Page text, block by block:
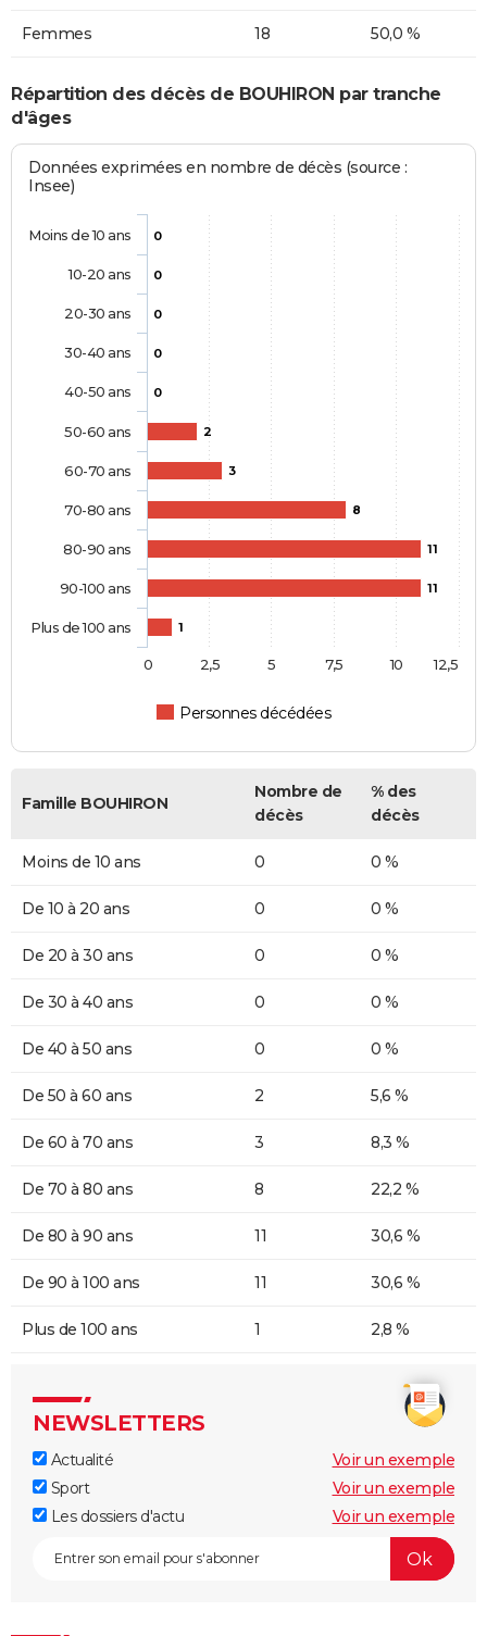
Femmes 18 50,0 %
Répartition des décès de BOUHIRON par tranche
d'âges
Données exprimées en nombre de décès (source :
Insee)
0
0
0
0
0
2
3
8
11
11
1
Personnes décédées
Moins de 10 ans
10-20 ans
20-30 ans
30-40 ans
40-50 ans
50-60 ans
60-70 ans
70-80 ans
80-90 ans
90-100 ans
Plus de 100 ans
0 10
2,5 5 7,5 12,5
Famille BOUHIRON
Nombre de
décès
% des
décès
Moins de 10 ans 0 0 %
De 10 à 20 ans 0 0 %
De 20 à 30 ans 0 0 %
De 30 à 40 ans 0 0 %
De 40 à 50 ans 0 0 %
De 50 à 60 ans 2 5,6 %
De 60 à 70 ans 3 8,3 %
De 70 à 80 ans 8 22,2 %
De 80 à 90 ans 11 30,6 %
De 90 à 100 ans 11 30,6 %
Plus de 100 ans 1 2,8 %
NEWSLETTERS
Actualité
Voir un exemple
Sport
Voir un exemple
Les dossiers d'actu
Voir un exemple